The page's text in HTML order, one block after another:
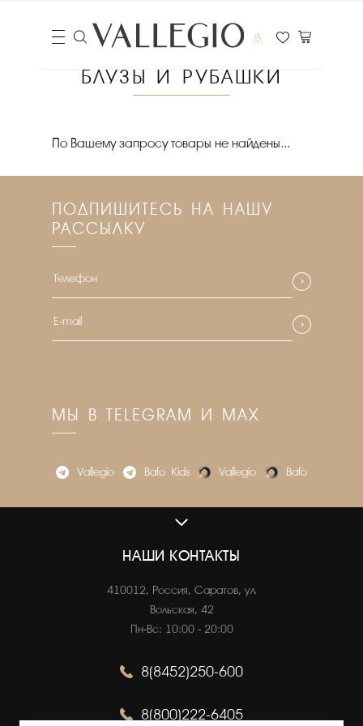
БЛУЗЫ И РУБАШКИ
Очистить фильтры
По Вашему запросу товары не найдены...
ПОДПИШИТЕСЬ НА НАШУ
РАССЫЛКУ
МЫ В TELEGRAM И MAX
Vallegio Bafo_Kids Vallegio Bafo
VALLEGIO.RU
О нас
Вакансии
ОНЛАЙН ПОКУПКИ
Оплата
НАШИ КОНТАКТЫ
410012, Россия, Саратов, ул.
Вольская, 42
Пн-Вс: 10:00 - 20:00
8(8452)250-600
8(800)222-6405